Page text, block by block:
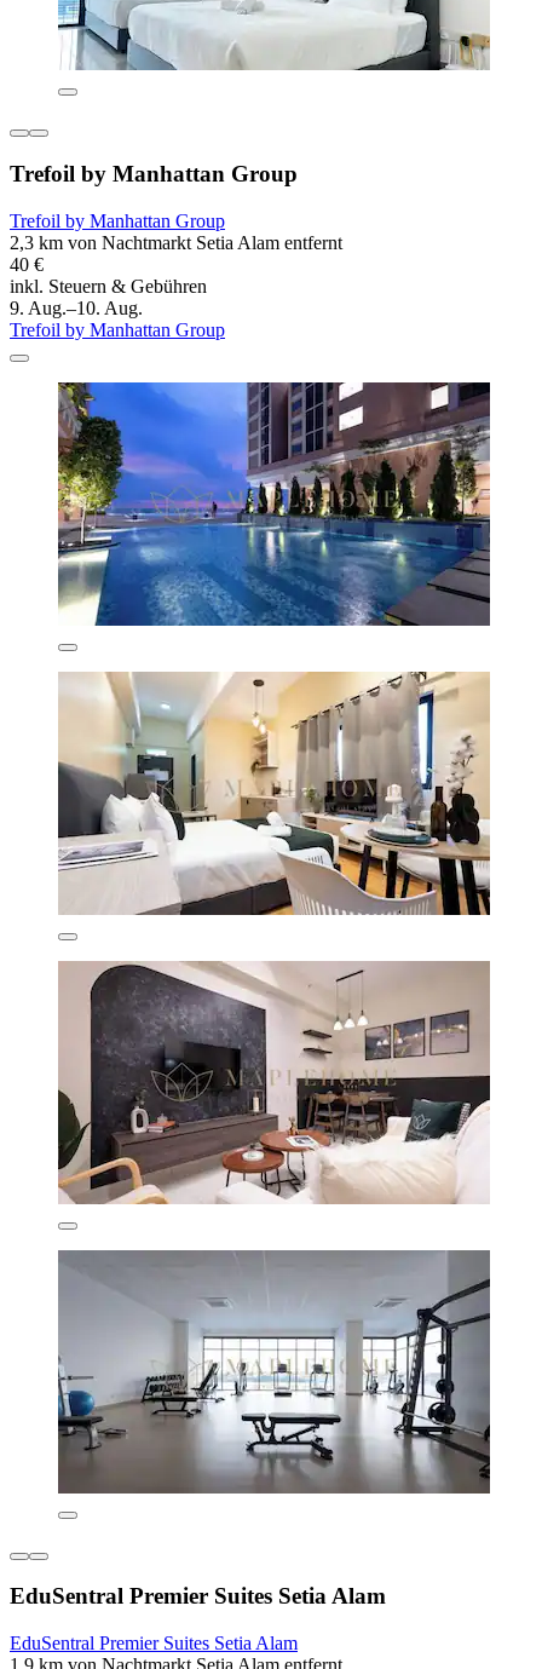
Trefoil by Manhattan Group
Trefoil by Manhattan Group
2,3 km von Nachtmarkt Setia Alam entfernt
40 €
inkl. Steuern & Gebühren
9. Aug.–10. Aug.
Trefoil by Manhattan Group
EduSentral Premier Suites Setia Alam
EduSentral Premier Suites Setia Alam